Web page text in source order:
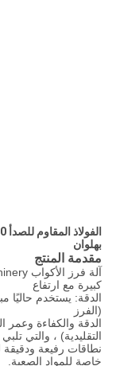
بهلوان
مقدمة المنتج
كبيرة مع ارتفاع
الدقة: يستخدم حاليًا
(الفرز
التقليدية) ، والتي
نطاقات رفيعة
خاصة للمواد الصعبة.